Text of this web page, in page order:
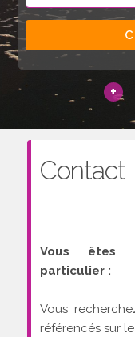
+
Contact
Vous êtes
particulier :
Vous
référencés sur le